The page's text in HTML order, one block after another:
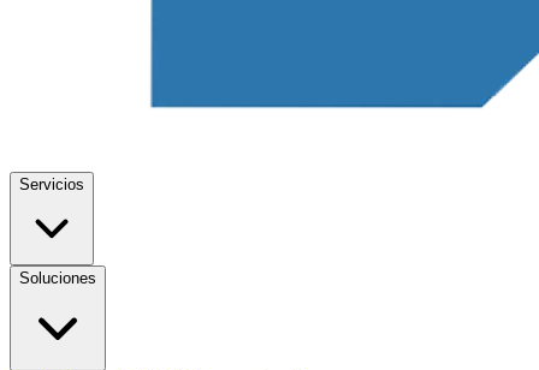
Servicios
Soluciones